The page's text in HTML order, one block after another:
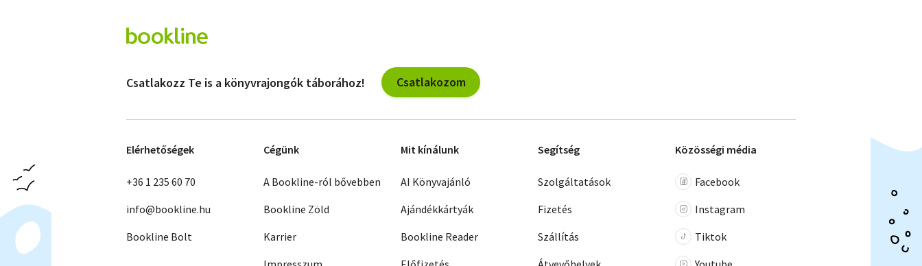
Csatlakozz Te is a könyvrajongók táborához! Csatlakozom
Elérhetőségek
+36 1 235 60 70
info@bookline.hu
Bookline Bolt
Cégünk
A Bookline-ról bővebben
Bookline Zöld
Karrier
Mit kínálunk
AI Könyvajánló
Ajándékkártyák
Bookline Reader
Segítség
Szolgáltatások
Fizetés
Szállítás
Közösségi média
Facebook
Instagram
Tiktok